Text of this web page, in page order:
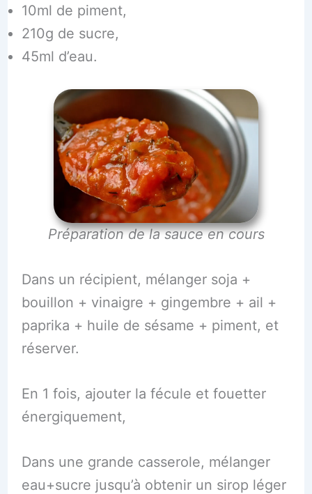
10ml de piment,
210g de sucre,
45ml d’eau.
Préparation de la sauce en cours
Dans un récipient, mélanger soja +
bouillon + vinaigre + gingembre + ail +
paprika + huile de sésame + piment, et
réserver.
En 1 fois, ajouter la fécule et fouetter
énergiquement,
Dans une grande casserole, mélanger
eau+sucre jusqu’à obtenir un sirop léger